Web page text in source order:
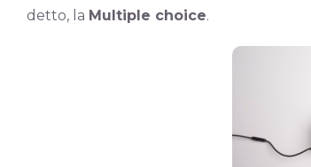
detto, la Multiple choice.